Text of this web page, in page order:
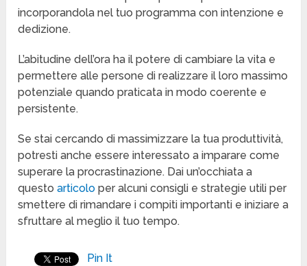
incorporandola nel tuo programma con intenzione e
dedizione.
L’abitudine dell’ora ha il potere di cambiare la vita e
permettere alle persone di realizzare il loro massimo
potenziale quando praticata in modo coerente e
persistente.
Se stai cercando di massimizzare la tua produttività,
potresti anche essere interessato a imparare come
superare la procrastinazione. Dai un’occhiata a
questoarticolo per alcuni consigli e strategie utili per
smettere di rimandare i compiti importanti e iniziare a
sfruttare al meglio il tuo tempo.
Pin It